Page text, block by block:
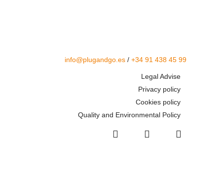
info@plugandgo.es / +34 91 438 45 99
Legal Advise
Privacy policy
Cookies policy
Quality and Environmental Policy